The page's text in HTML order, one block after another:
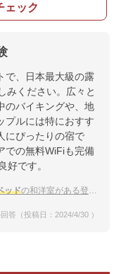
ェック
で、日本最大級の露
みください。広々と
のバイキングや、地
プルには特におすす
にぴったりの宿で
での無料WiFiも完備
好です。
ッドの和洋室がある登別温泉の宿を教えて！
答（投稿日：2024/4/30 ）